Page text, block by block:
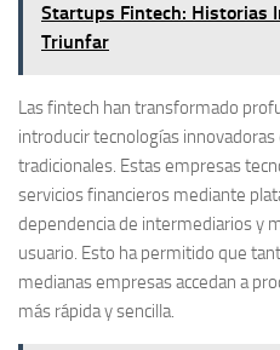
Startups Fintech: Historias
Triunfar
Las fintech han transformado
introducir tecnologías
tradicionales. Estas empresas
servicios financieros mediante
dependencia de intermediarios y
usuario. Esto ha permitido que
medianas empresas accedan a
más rápida y sencilla.